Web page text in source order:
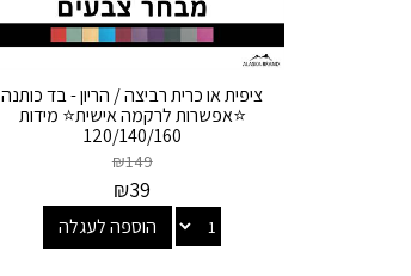
ציפית או כרית רביצה / הריון - בד כותנה
⭐אפשרות לרקמה אישית⭐ מידות
120/140/160
₪149
₪39
הוספה לעגלה